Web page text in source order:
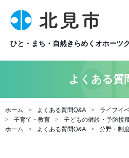
ひと・まち・自然きらめくオホーツ
よくある質
ホーム よくある質問Q&A
ライフイ
子育て・教育
子どもの健診・予防接
ホーム
よくある質問Q&A 分野・制